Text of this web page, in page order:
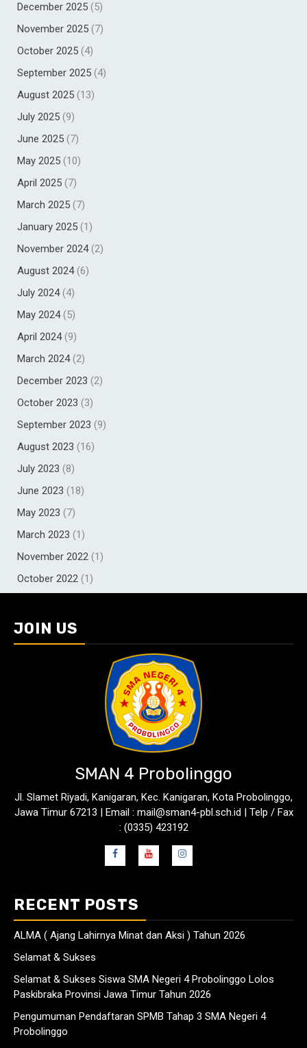
December 2025 (5)
November 2025 (7)
October 2025 (4)
September 2025 (4)
August 2025 (13)
July 2025 (9)
June 2025 (7)
May 2025 (10)
April 2025 (7)
March 2025 (7)
January 2025 (1)
November 2024(2)
August 2024(6)
July 2024(4)
May 2024(5)
April 2024(9)
March 2024(2)
December 2023 (2)
October 2023 (3)
September 2023 (9)
August 2023 (16)
July 2023 (8)
June 2023 (18)
May 2023 (7)
March 2023 (1)
November 2022 (1)
October 2022 (1)
JOIN US
SMAN 4 Probolinggo
Jl. Slamet Riyadi, Kanigaran, Kec. Kanigaran, Kota Probolinggo,
Jawa Timur 67213 | Email : mail@sman4-pbl.sch.id | Telp / Fax
: (0335) 423192
RECENT POSTS
ALMA ( Ajang Lahirnya Minat dan Aksi ) Tahun 2026
Selamat & Sukses
Selamat & Sukses Siswa SMA Negeri 4 Probolinggo Lolos
Paskibraka Provinsi Jawa Timur Tahun 2026
Pengumuman Pendaftaran SPMB Tahap 3 SMA Negeri 4
Probolinggo